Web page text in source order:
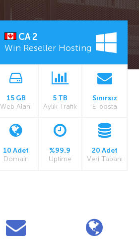
CA 2
Win Reseller Hosting
15 GB
Web Alanı
5 TB
Aylık Trafik
Sınırsız
E-posta
10 Adet
Domain
%99.9
Uptime
20 Adet
Veri Tabanı